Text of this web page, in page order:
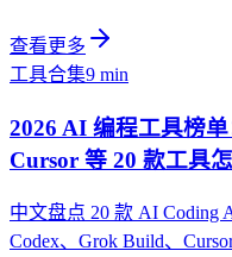
查看更多
工具合集9 min
2026 AI 编程工具榜
Cursor 等 20 款工具
中文盘点 20 款 AI Coding
Codex、Grok Build、